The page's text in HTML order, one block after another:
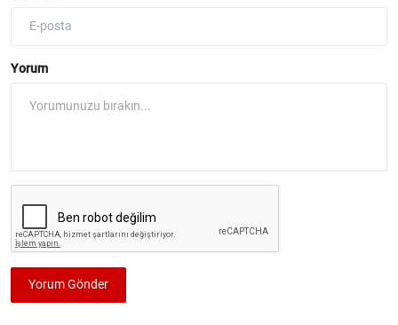
Yorum
Yorum Gönder